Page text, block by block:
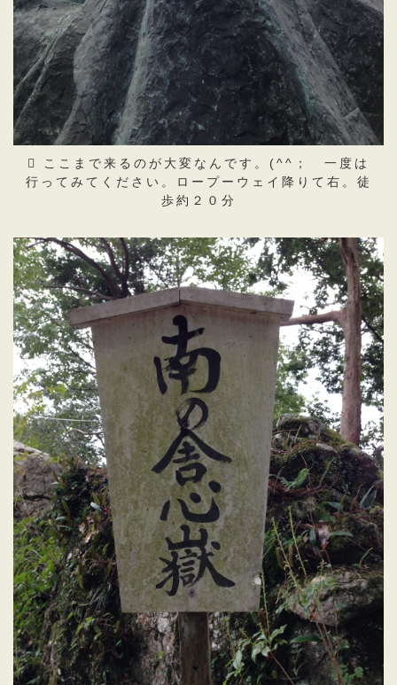
ここまで来るのが大変なんです。(^^； 一度は
行ってみてください。ロープーウェイ降りて右。徒
歩約２０分